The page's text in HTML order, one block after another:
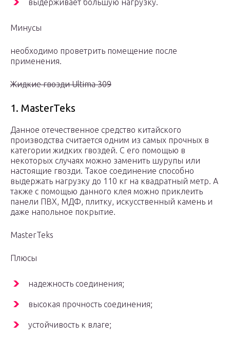
выдерживает большую нагрузку.
Минусы
необходимо проветрить помещение после
применения.
Жидкие гвозди Ultima 309
1. MasterTeks
Данное отечественное средство китайского
производства считается одним из самых прочных в
категории жидких гвоздей. С его помощью в
некоторых случаях можно заменить шурупы или
настоящие гвозди. Такое соединение способно
выдержать нагрузку до 110 кг на квадратный метр. А
также с помощью данного клея можно приклеить
панели ПВХ, МДФ, плитку, искусственный камень и
даже напольное покрытие.
MasterTeks
Плюсы
надежность соединения;
высокая прочность соединения;
устойчивость к влаге;